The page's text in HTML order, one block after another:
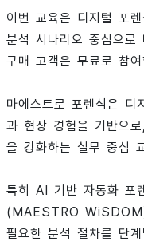
이번 교육은 디지털 포
분석 시나리오 중심으로
구매 고객은 무료로 참
마에스트로 포렌식은 디
과 현장 경험을 기반으
을 강화하는 실무 중심
특히 AI 기반 자동화 포
(MAESTRO
필요한 분석 절차를 단